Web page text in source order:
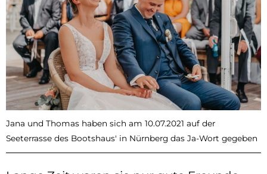
Jana und Thomas haben sich am 10.07.2021 auf der
Seeterrasse des Bootshaus' in Nürnberg das Ja-Wort gegeben